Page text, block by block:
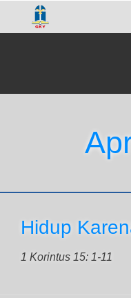
Hidup
1 Korintus 15: 1-11